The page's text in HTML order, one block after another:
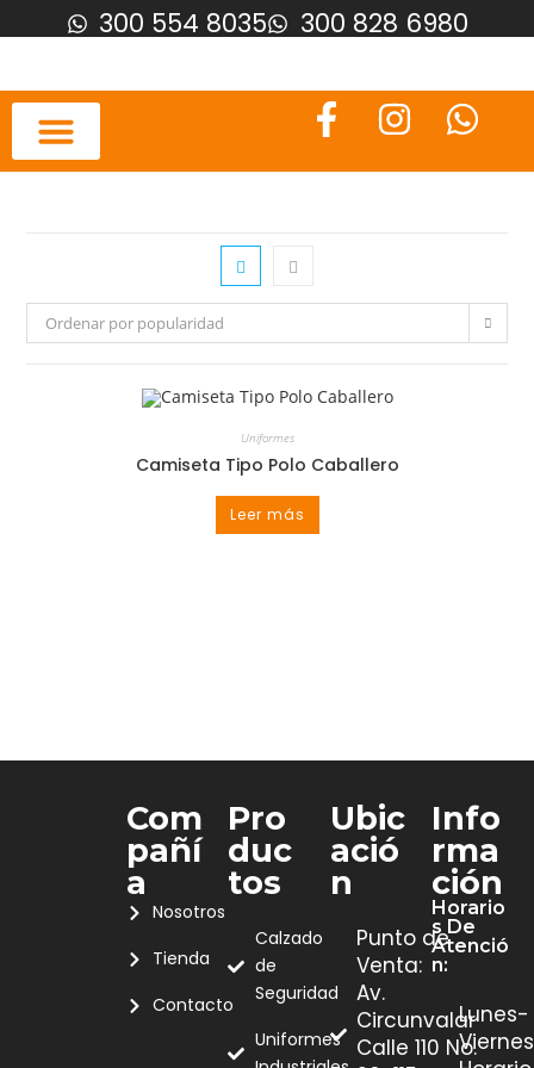
300 554 8035 300 828 6980
Ordenar por popularidad
Uniformes
Camiseta Tipo Polo Caballero
Leer más
Com
Pañí
A
Nosotros
Tienda
Contacto
Pro
Duc
Tos
Calzado
de
Seguridad
Uniformes
Ubic
Ació
N
Punto de
Venta:
Av.
Circunvalar
Calle 110 No.
Info
Rma
Ción
Horario
S De
Atenció
N:
Lunes-
Viernes